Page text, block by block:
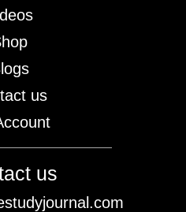
us
us